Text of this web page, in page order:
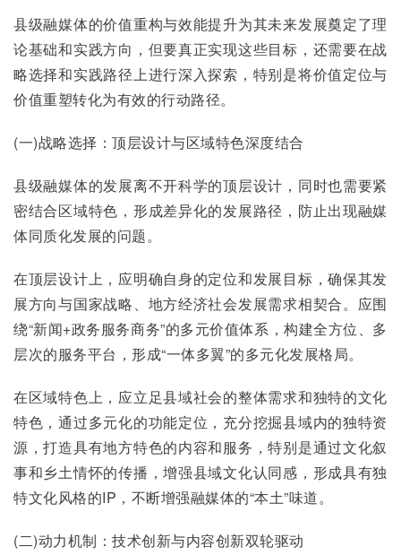
县级融媒体的价值重构与效能提升为其未来发展奠定了理
论基础和实践方向，但要真正实现这些目标，还需要在战
略选择和实践路径上进行深入探索，特别是将价值定位与
价值重塑转化为有效的行动路径。
(一)战略选择：顶层设计与区域特色深度结合
县级融媒体的发展离不开科学的顶层设计，同时也需要紧
密结合区域特色，形成差异化的发展路径，防止出现融媒
体同质化发展的问题。
在顶层设计上，应明确自身的定位和发展目标，确保其发
展方向与国家战略、地方经济社会发展需求相契合。应围
绕“新闻+政务服务商务”的多元价值体系，构建全方位、多
层次的服务平台，形成“一体多翼”的多元化发展格局。
在区域特色上，应立足县域社会的整体需求和独特的文化
特色，通过多元化的功能定位，充分挖掘县域内的独特资
源，打造具有地方特色的内容和服务，特别是通过文化叙
事和乡土情怀的传播，增强县域文化认同感，形成具有独
特文化风格的IP，不断增强融媒体的“本土”味道。
(二)动力机制：技术创新与内容创新双轮驱动